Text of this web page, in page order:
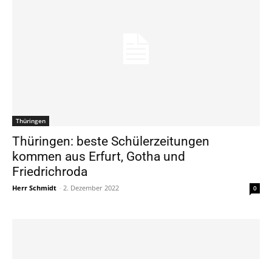
Thüringen
Thüringen: beste Schülerzeitungen
kommen aus Erfurt, Gotha und
Friedrichroda
Herr Schmidt - 2. Dezember 2022 0